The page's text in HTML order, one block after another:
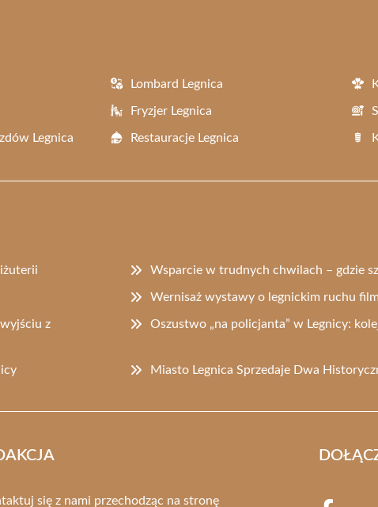
Lombard Legnica
Fryzjer Legnica
Legnica Restauracje Legnica
Wsparcie w trudnych chwilach – gdzie
Wernisaż wystawy o legnickim ruchu
z
Oszustwo „na policjanta” w Legnicy:
Miasto Legnica Sprzedaje Dwa
się z nami przechodząc na stronę